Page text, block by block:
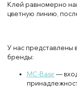
Клей равномерно
цветную линию,
У нас представлены
бренды:
MC-Basir—